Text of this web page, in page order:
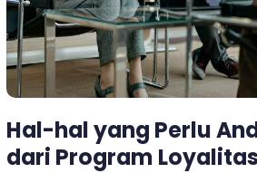
Hal-hal yang Perlu
dari Program
Program
Loyalitas
Otomotif